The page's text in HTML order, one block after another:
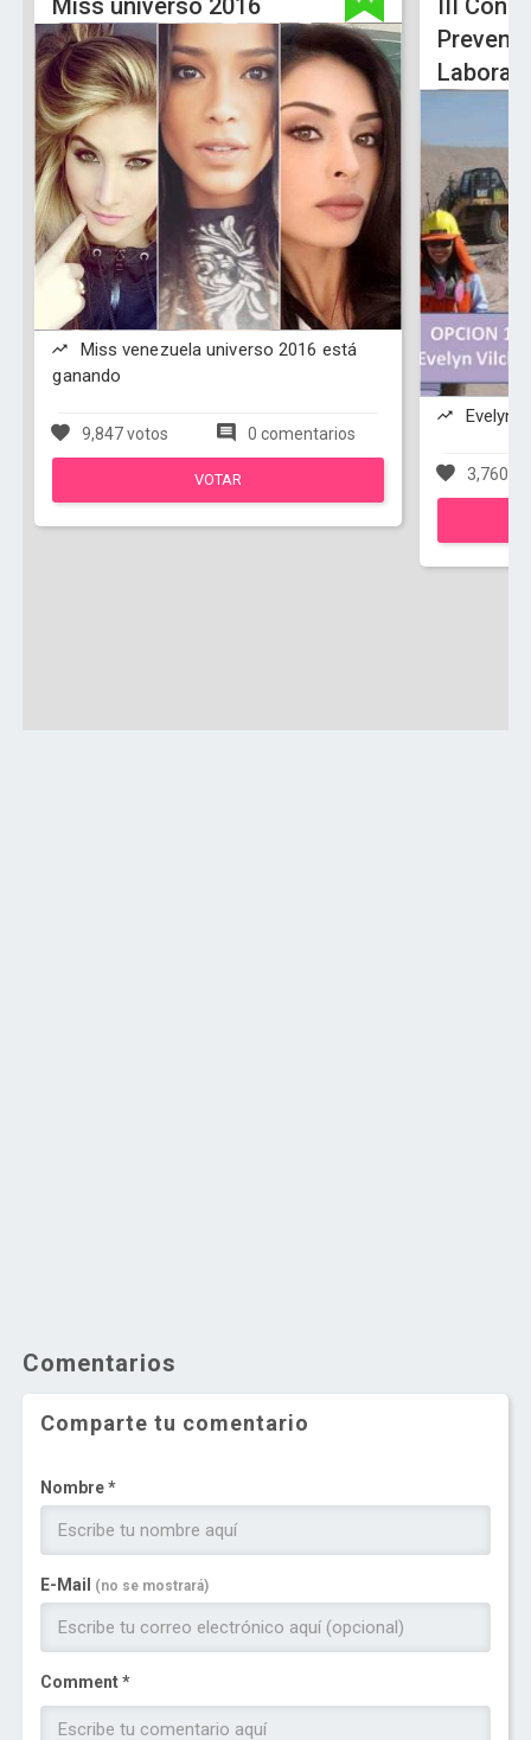
Miss universo 2016
Miss venezuela universo 2016 está
ganando
9,847 votos 0 comentarios
VOTAR
III
Evelyn
3,760
Comentarios
Comparte tu comentario
Nombre *
E-Mail (no se mostrará)
Comment *